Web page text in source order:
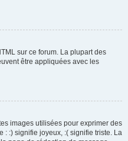
sur ce forum. La plupart des
être appliquées avec les
images utilisées pour exprimer des
: :) signifie joyeux, :( signifie triste. La